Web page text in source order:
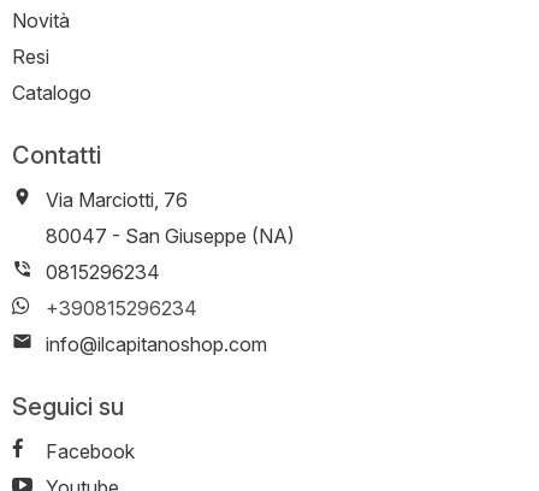
Novità
Resi
Catalogo
Contatti
Via Marciotti, 76
-
80047 - San Giuseppe (NA)
0815296234
+390815296234
info@ilcapitanoshop.com
Seguici su
Facebook